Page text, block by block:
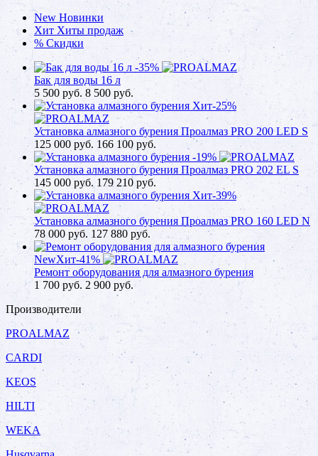
New Новинки
Хит Хиты продаж
% Скидки
-35%
Бак для воды 16 л
5 500 руб. 8 500 руб.
Хит-25%
Установка алмазного бурения Проалмаз PRO 200 LED S
125 000 руб. 166 100 руб.
-19%
Установка алмазного бурения Проалмаз PRO 202 EL S
145 000 руб. 179 210 руб.
Хит-39%
Установка алмазного бурения Проалмаз PRO 160 LED N
78 000 руб. 127 880 руб.
NewХит-41%
Ремонт оборудования для алмазного бурения
1 700 руб. 2 900 руб.
Производители
PROALMAZ
CARDI
KEOS
HILTI
WEKA